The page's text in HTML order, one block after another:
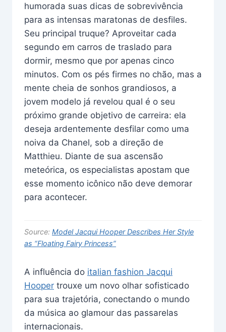
humorada suas dicas de sobrevivência
para as intensas maratonas de desfiles.
Seu principal truque? Aproveitar cada
segundo em carros de traslado para
dormir, mesmo que por apenas cinco
minutos. Com os pés firmes no chão, mas a
mente cheia de sonhos grandiosos, a
jovem modelo já revelou qual é o seu
próximo grande objetivo de carreira: ela
deseja ardentemente desfilar como uma
noiva da Chanel, sob a direção de
Matthieu. Diante de sua ascensão
meteórica, os especialistas apostam que
esse momento icônico não deve demorar
para acontecer.
Source: Model Jacqui Hooper Describes Her Style
as “Floating Fairy Princess”
A influência do italian fashion Jacqui
Hooper trouxe um novo olhar sofisticado
para sua trajetória, conectando o mundo
da música ao glamour das passarelas
internacionais.